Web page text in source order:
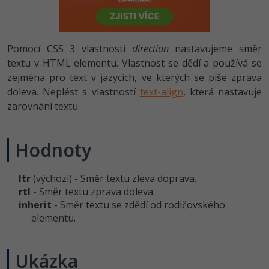
HTML5, CSS3, Bootstrap, SEO
SQL a databáze
Testování a verzování
UML a návrhové vzory
Spring
ASP.NET MVC
Django
JavaScript
Python
HTML / CSS
MS-SQL
SQLite
Vývojář mobilních aplikací
C# Game developer
Webdesigner
Systémový administrátor
Grafik / UX/UI návrhář
3D grafik
Databázový analytik
-80%
-80%
PHP -80%
C++ -80%
Kotlin -80%
C -80%
VB.NET
Návrh SW
Digitální gramotnost
WordPress
SEO -30%
Business
Kryptoměny -25%
Copywriting -30%
Photoshop -80%
Adobe Illustrator
Adobe Lightroom -30%
-15%
Adobe After Effects
Blender -80%
Inkscape
Pomocí CSS 3 vlastnosti directionnastavujeme směr
textu v HTML elementu. Vlastnost se dědí a používá se
zejména pro text v jazycích, ve kterých se píše zprava
doleva. Neplést s vlastností text-align, která nastavuje
zarovnání textu.
Hodnoty
ltr (výchozí) - Směr textu zleva doprava.
rtl - Směr textu zprava doleva.
inherit - Směr textu se zdědí od rodičovského
elementu.
Ukázka